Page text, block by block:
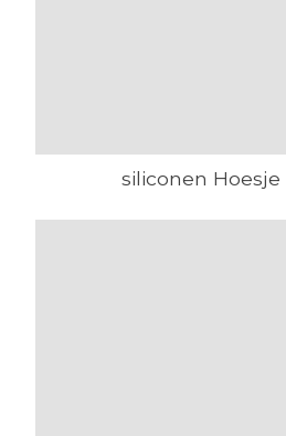
siliconen Hoesje